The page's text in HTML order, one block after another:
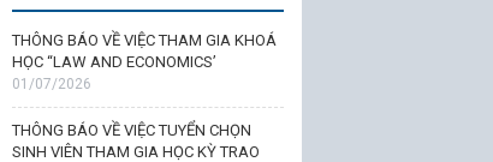
THÔNG BÁO VỀ VIỆC THAM GIA KHOÁ
HỌC “LAW AND ECONOMICS’
01/07/2026
THÔNG BÁO VỀ VIỆC TUYỂN CHỌN
SINH VIÊN THAM GIA HỌC KỲ TRAO